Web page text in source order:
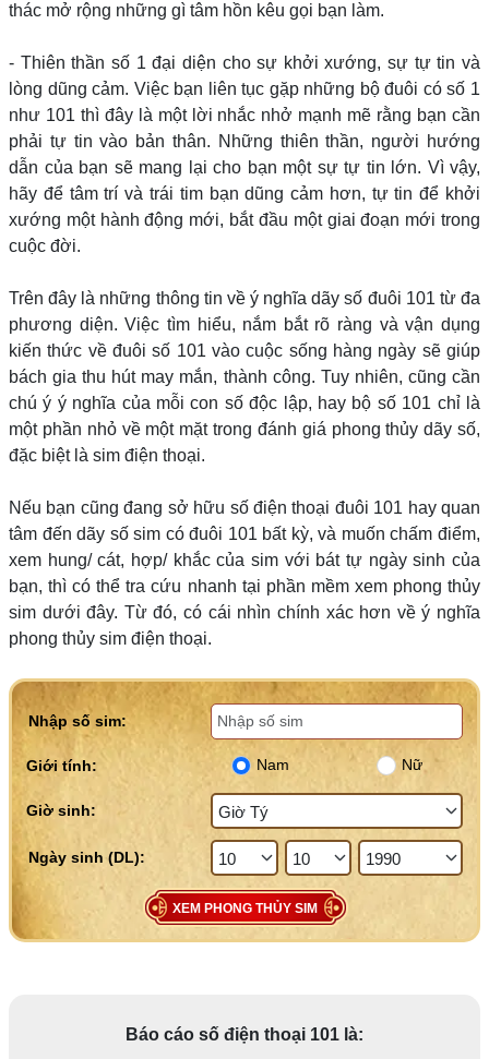
thác mở rộng những gì tâm hồn kêu gọi bạn làm.
- Thiên thần số 1 đại diện cho sự khởi xướng, sự tự tin và
lòng dũng cảm. Việc bạn liên tục gặp những bộ đuôi có số 1
như 101 thì đây là một lời nhắc nhở mạnh mẽ rằng bạn cần
phải tự tin vào bản thân. Những thiên thần, người hướng
dẫn của bạn sẽ mang lại cho bạn một sự tự tin lớn. Vì vậy,
hãy để tâm trí và trái tim bạn dũng cảm hơn, tự tin để khởi
xướng một hành động mới, bắt đầu một giai đoạn mới trong
cuộc đời.
Trên đây là những thông tin về ý nghĩa dãy số đuôi 101 từ đa
phương diện. Việc tìm hiểu, nắm bắt rõ ràng và vận dụng
kiến thức về đuôi số 101 vào cuộc sống hàng ngày sẽ giúp
bách gia thu hút may mắn, thành công. Tuy nhiên, cũng cần
chú ý ý nghĩa của mỗi con số độc lập, hay bộ số 101 chỉ là
một phần nhỏ về một mặt trong đánh giá phong thủy dãy số,
đặc biệt là sim điện thoại.
Nếu bạn cũng đang sở hữu số điện thoại đuôi 101 hay quan
tâm đến dãy số sim có đuôi 101 bất kỳ, và muốn chấm điểm,
xem hung/ cát, hợp/ khắc của sim với bát tự ngày sinh của
bạn, thì có thể tra cứu nhanh tại phần mềm xem phong thủy
sim dưới đây. Từ đó, có cái nhìn chính xác hơn về ý nghĩa
phong thủy sim điện thoại.
Nhập số sim:
Giới tính: Nam Nữ
Giờ sinh:
XEM PHONG THỦY SIM
Báo cáo số điện thoại 101 là: